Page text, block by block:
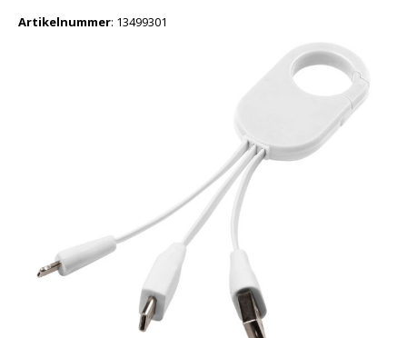
Artikelnummer: 13499301